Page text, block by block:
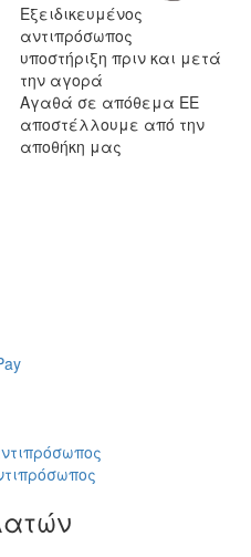
Εξειδικευμένος
αντιπρόσωπος
υποστήριξη πριν και μετά
την αγορά
Αγαθά σε απόθεμα ΕΕ
αποστέλλουμε από την
αποθήκη μας